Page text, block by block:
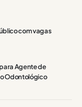
com vagas
Agente de
Odontológico